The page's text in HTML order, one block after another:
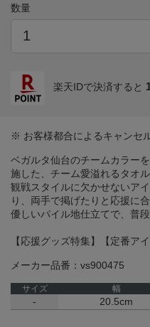
数量
楽天IDで決済すると
※ お客様都合によるキャンセ
ベガルタ仙台のチームカラー
施した、チーム愛溢れるタオ
観戦スタイルに欠かせないア
り、両手で掲げたりと応援に
優しいパイル地仕立てで、普
【応援グッズ特集】【定番ア
メーカー品番：vs900475
サイズ 幅
- 20.5cm